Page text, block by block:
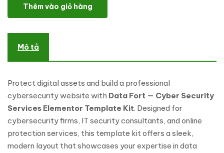
Thêm vào giỏ hàng
Mô tả
Protect digital assets and build a professional
cybersecurity website with Data Fort — Cyber Security
Services Elementor Template Kit. Designed for
cybersecurity firms, IT security consultants, and online
protection services, this template kit offers a sleek,
modern layout that showcases your expertise in data